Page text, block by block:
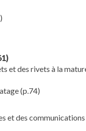
et des rivets à la
(p.74)
et des communications